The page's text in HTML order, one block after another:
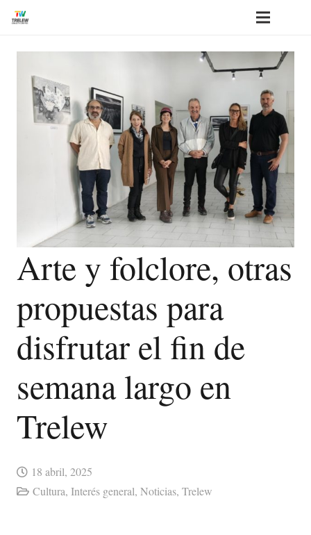
Arte y folclore, otras
propuestas para
disfrutar el fin de
semana largo en
Trelew
18 abril, 2025
Cultura, Interés general, Noticias, Trelew